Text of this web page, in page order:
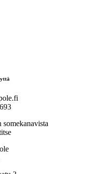
somekanavista